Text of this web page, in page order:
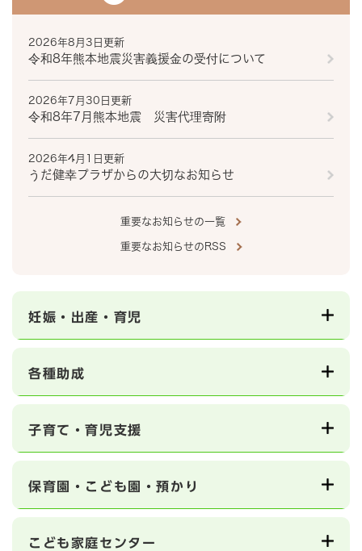
2026年8月3日更新
令和8年熊本地震災害義援金の受付について
2026年7月30日更新
令和8年7月熊本地震 災害代理寄附
2026年4月1日更新
うだ健幸プラザからの大切なお知らせ
重要なお知らせの一覧
重要なお知らせのRSS
妊娠・出産・育児
各種助成
子育て・育児支援
保育園・こども園・預かり
こども家庭センター